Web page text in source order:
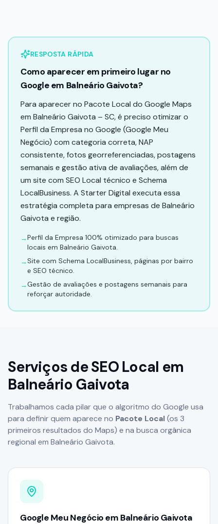
RESPOSTA RÁPIDA
Como aparecer em primeiro lugar no
Google em Balneário Gaivota?
Para aparecer no Pacote Local do Google Maps
em Balneário Gaivota – SC, é preciso otimizar o
Perfil da Empresa no Google (Google Meu
Negócio) com categoria correta, NAP
consistente, fotos georreferenciadas, postagens
semanais e gestão ativa de avaliações, além de
um site com SEO Local técnico e Schema
LocalBusiness. A Starter Digital executa essa
estratégia completa para empresas de Balneário
Gaivota e região.
→Perfil da Empresa 100% otimizado para buscas
locais em Balneário Gaivota.
→Site com Schema LocalBusiness, páginas por bairro
e SEO técnico.
→Gestão de avaliações e postagens semanais para
reforçar autoridade.
Serviços de SEO Local em
Balneário Gaivota
Trabalhamos cada pilar que o algoritmo do Google usa
para definir quem aparece no Pacote Local(os 3
primeiros resultados do Maps) e na busca orgânica
regional em Balneário Gaivota.
Google Meu Negócio em Balneário Gaivota